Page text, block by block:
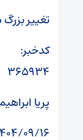
تغییر
کدخبر:
۳۶۵۹۳۴
پریا
۱۴۰۴/۰۹/۱۶